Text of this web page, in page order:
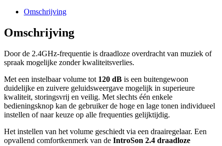
Omschrijving
Omschrijving
Door de 2.4GHz-frequentie is draadloze overdracht van muziek of
spraak mogelijke zonder kwaliteitsverlies.
Met een instelbaar volume tot 120 dB is een buitengewoon
duidelijke en zuivere geluidsweergave mogelijk in superieure
kwaliteit, storingsvrij en veilig. Met slechts één enkele
bedieningsknop kan de gebruiker de hoge en lage tonen individueel
instellen of naar keuze op alle frequenties gelijktijdig.
Het instellen van het volume geschiedt via een draairegelaar. Een
opvallend comfortkenmerk van de IntroSon 2.4 draadloze